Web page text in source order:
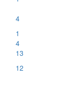
4
1
4
13
12